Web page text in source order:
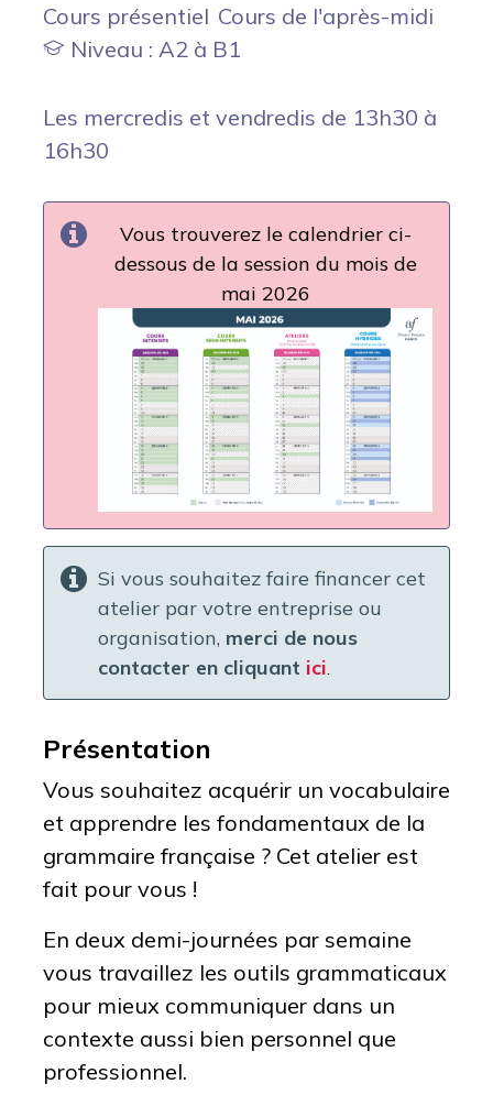
Cours présentiel Cours de l'après-midi
Niveau : A2 à B1
Les mercredis et vendredis de 13h30 à
16h30
Vous trouverez le calendrier ci-
dessous de la session du mois de
mai 2026
Si vous souhaitez faire financer cet
atelier par votre entreprise ou
organisation, merci de nous
contacter en cliquant ici.
Présentation
Vous souhaitez acquérir un vocabulaire
et apprendre les fondamentaux de la
grammaire française ? Cet atelier est
fait pour vous !
En deux demi-journées par semaine
vous travaillez les outils grammaticaux
pour mieux communiquer dans un
contexte aussi bien personnel que
professionnel.